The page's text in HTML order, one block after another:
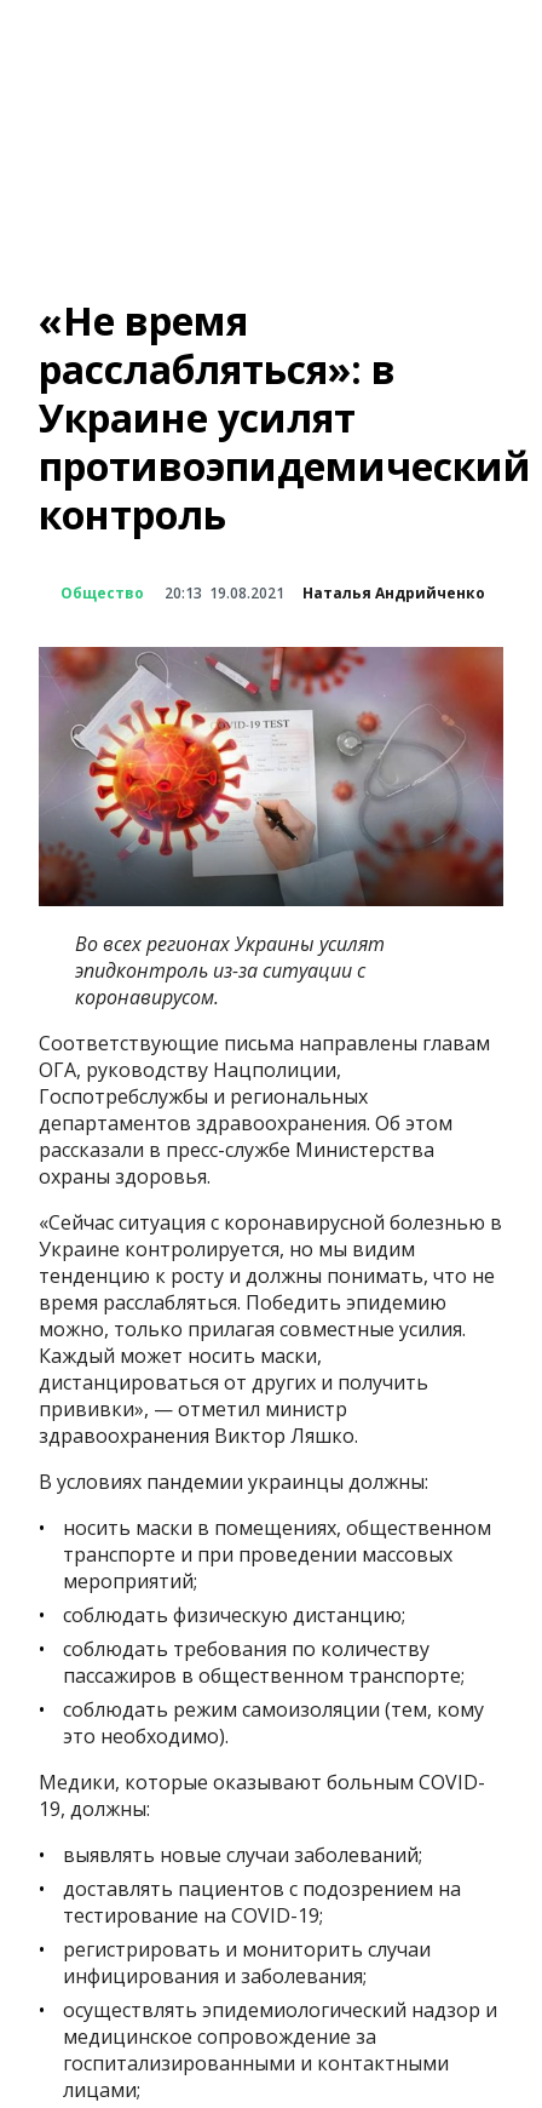
«Не время
расслабляться»: в
Украине усилят
противоэпидемический
контроль
Общество 20:13 19.08.2021 Наталья Андрийченко
Во всех регионах Украины усилят
эпидконтроль из-за ситуации с
коронавирусом.
Соответствующие письма направлены главам
ОГА, руководству Нацполиции,
Госпотребслужбы и региональных
департаментов здравоохранения. Об этом
рассказали в пресс-службе Министерства
охраны здоровья.
«Сейчас ситуация с коронавирусной болезнью в
Украине контролируется, но мы видим
тенденцию к росту и должны понимать, что не
время расслабляться. Победить эпидемию
можно, только прилагая совместные усилия.
Каждый может носить маски,
дистанцироваться от других и получить
прививки», — отметил министр
здравоохранения Виктор Ляшко.
В условиях пандемии украинцы должны:
носить маски в помещениях, общественном
транспорте и при проведении массовых
мероприятий;
соблюдать физическую дистанцию;
соблюдать требования по количеству
пассажиров в общественном транспорте;
соблюдать режим самоизоляции (тем, кому
это необходимо).
Медики, которые оказывают больным COVID-
19, должны:
выявлять новые случаи заболеваний;
доставлять пациентов с подозрением на
тестирование на COVID-19;
регистрировать и мониторить случаи
инфицирования и заболевания;
осуществлять эпидемиологический надзор и
медицинское сопровождение за
госпитализированными и контактными
лицами;